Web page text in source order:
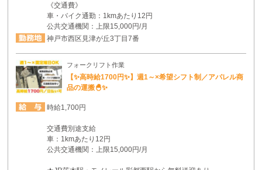
《交通費》
車・バイク通勤：1kmあたり12円
公共交通機関：上限15,000円/月
神戸市西区見津が丘3丁目7番
フォークリフト作業
【✨高時給1700円✨】週1～×希望シフト制／アパレル商
品の運搬🐣✨
時給1,700円
交通費別途支給
車：1kmあたり12円
公共交通機関：上限15,000円/月